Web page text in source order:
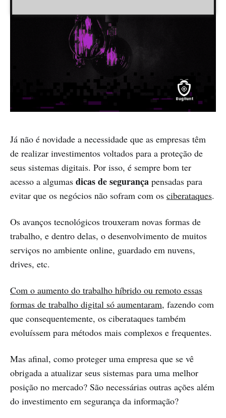
Já não é novidade a necessidade que as empresas têm
de realizar investimentos voltados para a proteção de
seus sistemas digitais. Por isso, é sempre bom ter
acesso a algumas dicas de segurança pensadas para
evitar que os negócios não sofram com os ciberataques.
Os avanços tecnológicos trouxeram novas formas de
trabalho, e dentro delas, o desenvolvimento de muitos
serviços no ambiente online, guardado em nuvens,
drives, etc.
Com o aumento do trabalho híbrido ou remoto essas
formas de trabalho digital só aumentaram, fazendo com
que consequentemente, os ciberataques também
evoluíssem para métodos mais complexos e frequentes.
Mas afinal, como proteger uma empresa que se vê
obrigada a atualizar seus sistemas para uma melhor
posição no mercado? São necessárias outras ações além
do investimento em segurança da informação?